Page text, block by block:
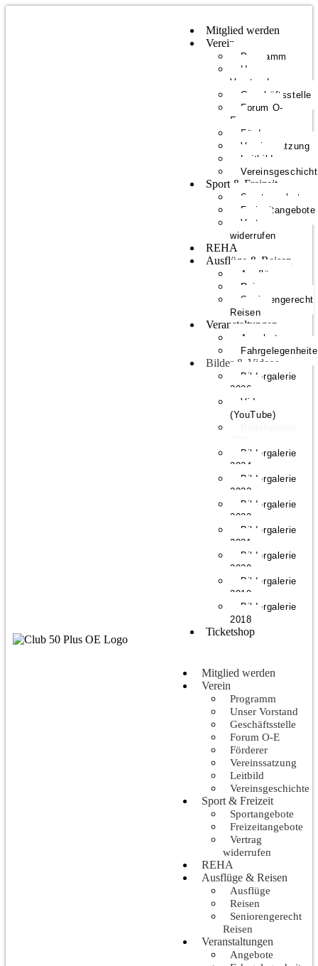
Mitglied werden
Verein
Programm
Unser
Vorstand
Geschäftsstelle
Forum O-
E
Förderer
Vereinssatzung
Leitbild
Sport & Freizeit
Sportangebote
Freizeitangebote
Vertrag
widerrufen
REHA
Ausflüge & Reisen
Ausflüge
Reisen
Seniorengerecht
Reisen
Veranstaltungen
Angebote
Bilder & Videos
Bildergalerie
2026
Videos
(YouTube)
Bildergalerie
2024
Bildergalerie
2023
Bildergalerie
2022
Bildergalerie
2021
Bildergalerie
2020
Bildergalerie
2019
Bildergalerie
2018
Ticketshop
Mitglied werden
Verein
Programm
Unser Vorstand
Geschäftsstelle
Forum O-E
Förderer
Vereinssatzung
Leitbild
Vereinsgeschichte
Sport & Freizeit
Sportangebote
Freizeitangebote
Vertrag
widerrufen
REHA
Ausflüge & Reisen
Ausflüge
Reisen
Seniorengerecht
Reisen
Veranstaltungen
Angebote